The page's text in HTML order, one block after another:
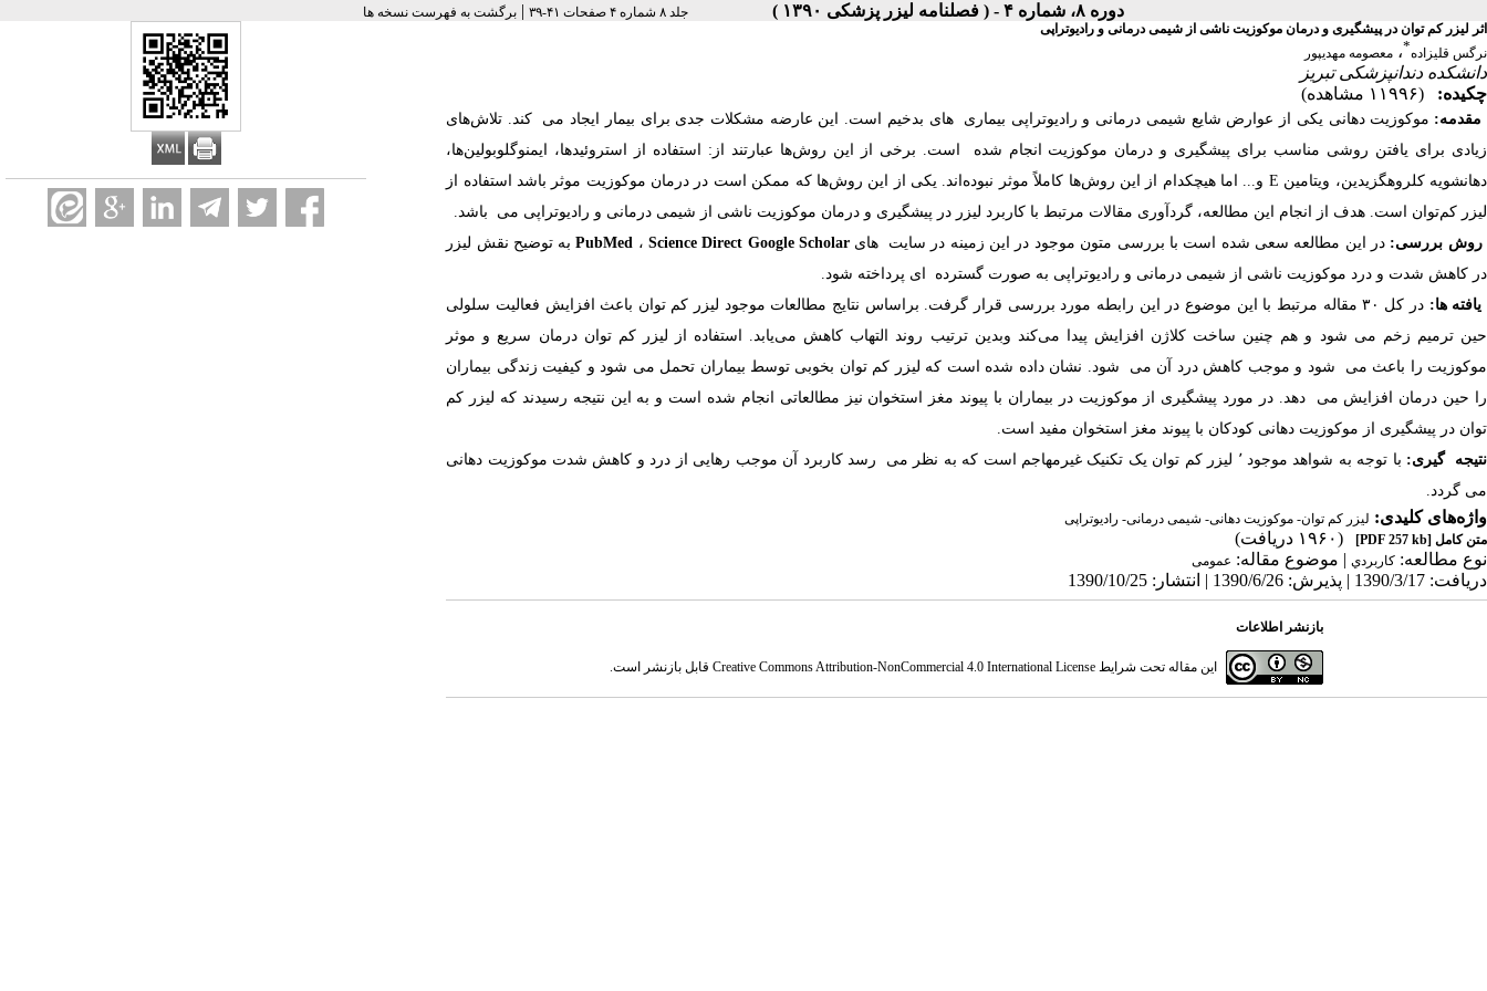
دوره ۸، شماره ۴ - ( فصلنامه لیزر پزشکی ۱۳۹۰ ) جلد ۸ شماره ۴ صفحات ۴۱-۳۹ | برگشت به فهرست نسخه ها
اثر لیزر کم توان در پیشگیری و درمان موکوزیت ناشی از شیمی درمانی و رادیوتراپی
نرگس قلیزاده*، معصومه مهدیپور
دانشکده دندانپزشکی تبریز
چکیده:
(۱۱۹۹۶ مشاهده)
مقدمه: موکوزیت دهانی یکی از عوارض شایع شیمی درمانی و رادیوتراپی بیماری ‌ های بدخیم است. این عارضه مشکلات جدی برای بیمار ایجاد می ‌ کند. تلاش‌های
زیادی برای یافتن روشی مناسب برای پیشگیری و درمان موکوزیت انجام شده ‌ است. برخی از این روش‌ها عبارتند از: استفاده از استروئیدها، ایمنوگلوبولین‌ها،
دهانشویه کلروهگزیدین، ویتامین E و... اما هیچکدام از این روش‌ها کاملاً موثر نبوده‌اند. یکی از این روش‌ها که ممکن است در درمان موکوزیت موثر باشد استفاده از
لیزر کم‌توان است. هدف از انجام این مطالعه، گردآوری مقالات مرتبط با کاربرد لیزر در پیشگیری و درمان موکوزیت ناشی از شیمی درمانی و رادیوتراپی می ‌ باشد.
روش بررسی: در این مطالعه سعی شده است با بررسی متون موجود در این زمینه در سایت ‌ های PubMed ، Science Direct Google Scholar
به توضیح نقش لیزر
در کاهش شدت و درد موکوزیت ناشی از شیمی درمانی و رادیوتراپی به صورت گسترده ‌ ای پرداخته شود.
یافتهها:
در کل ٣٠ مقاله مرتبط با این موضوع در این رابطه مورد بررسی قرار گرفت. براساس نتایج مطالعات موجود لیزر کم توان باعث افزایش فعالیت سلولی
حین ترمیم زخم می شود و هم چنین ساخت کلاژن افزایش پیدا می‌کند وبدین ترتیب روند التهاب کاهش می‌یابد. استفاده از لیزر کم توان درمان سریع و موثر
موکوزیت را باعث می ‌ شود و موجب کاهش درد آن می ‌ شود. نشان داده شده است که لیزر کم توان بخوبی توسط بیماران تحمل می شود و کیفیت زندگی بیماران
را حین درمان افزایش می ‌ دهد. در مورد پیشگیری از موکوزیت در بیماران با پیوند مغز استخوان نیز مطالعاتی انجام شده است و به این نتیجه رسیدند که لیزر کم
توان در پیشگیری از موکوزیت دهانی کودکان با پیوند مغز استخوان مفید است.
نتیجه گیری:
با توجه به شواهد موجود ٬ لیزر کم توان یک تکنیک غیرمهاجم است که به نظر می ‌ رسد کاربرد آن موجب رهایی از درد و کاهش شدت موکوزیت دهانی
می گردد.
واژه‌های کلیدی: لیزر کم توان- موکوزیت دهانی- شیمی درمانی- رادیوتراپی
متن کامل [PDF 257 kb]
(۱۹۶۰ دریافت)
نوع مطالعه: كاربردي | موضوع مقاله: عمومى
دریافت: 1390/3/17 | پذیرش: 1390/6/26 | انتشار: 1390/10/25
بازنشر اطلاعات
این مقاله تحت شرایط Creative Commons Attribution-NonCommercial 4.0 International Licenseقابل بازنشر است.